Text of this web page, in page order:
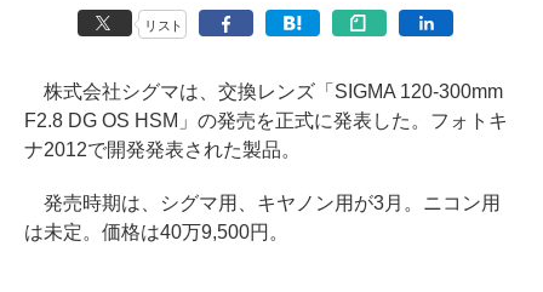
リスト
株式会社シグマは、交換レンズ「SIGMA 120-300mm
F2.8 DG OS HSM」の発売を正式に発表した。フォトキ
ナ2012で開発発表された製品。
発売時期は、シグマ用、キヤノン用が3月。ニコン用
は未定。価格は40万9,500円。